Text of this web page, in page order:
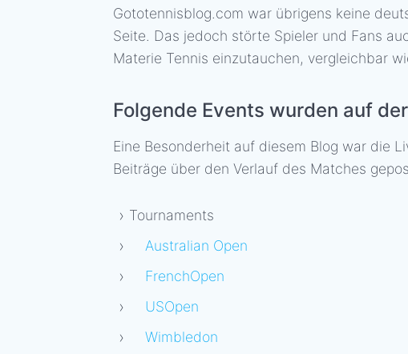
Gototennisblog.com war übrigens keine
Seite. Das jedoch störte Spieler und Fans
Materie Tennis einzutauchen, vergleichbar
Folgende Events wurden auf
Eine Besonderheit auf diesem Blog war die
Beiträge über den Verlauf des Matches
Tournaments
Australian Open
FrenchOpen
USOpen
Wimbledon